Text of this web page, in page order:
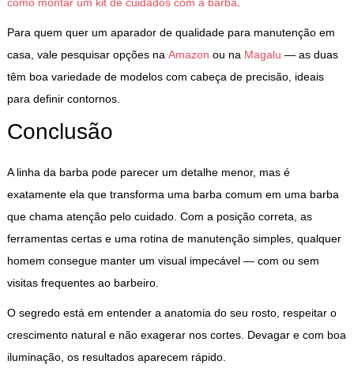
Para quem quer um aparador de qualidade para manutenção em
casa, vale pesquisar opções na Amazon ou na Magalu — as duas
têm boa variedade de modelos com cabeça de precisão, ideais
para definir contornos.
Conclusão
A linha da barba pode parecer um detalhe menor, mas é
exatamente ela que transforma uma barba comum em uma barba
que chama atenção pelo cuidado. Com a posição correta, as
ferramentas certas e uma rotina de manutenção simples, qualquer
homem consegue manter um visual impecável — com ou sem
visitas frequentes ao barbeiro.
O segredo está em entender a anatomia do seu rosto, respeitar o
crescimento natural e não exagerar nos cortes. Devagar e com boa
iluminação, os resultados aparecem rápido.